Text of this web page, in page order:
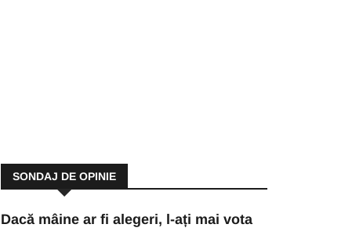
SONDAJ DE OPINIE
Dacă mâine ar fi alegeri, l-ați mai vota